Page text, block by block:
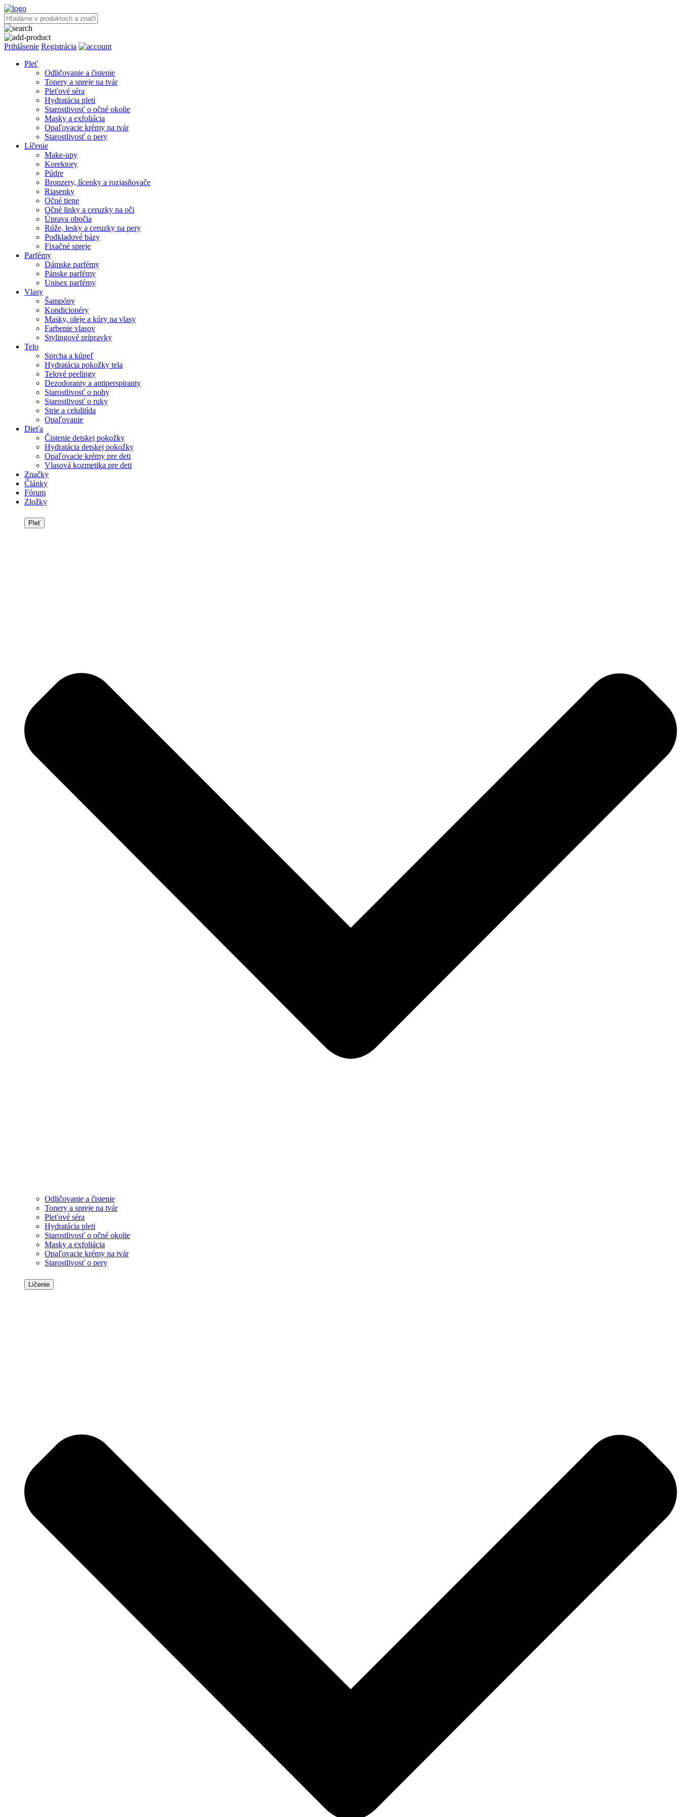
Prihlásenie Registrácia
Pleť
Odličovanie a čistenie
Tonery a spreje na tvár
Pleťové séra
Hydratácia pleti
Starostlivosť o očné okolie
Masky a exfoliácia
Opaľovacie krémy na tvár
Starostlivosť o pery
Líčenie
Make-upy
Korektory
Púdre
Bronzery, lícenky a rozjasňovače
Riasenky
Očné tiene
Očné linky a ceruzky na oči
Úprava obočia
Rúže, lesky a ceruzky na pery
Podkladové bázy
Fixačné spreje
Parfémy
Dámske parfémy
Pánske parfémy
Unisex parfémy
Vlasy
Šampóny
Kondicionéry
Masky, oleje a kúry na vlasy
Farbenie vlasov
Stylingové prípravky
Telo
Sprcha a kúpeľ
Hydratácia pokožky tela
Telové peelingy
Dezodoranty a antiperspiranty
Starostlivosť o nohy
Starostlivosť o ruky
Strie a celulitída
Opaľovanie
Dieťa
Čistenie detskej pokožky
Hydratácia detskej pokožky
Opaľovacie krémy pre deti
Vlasová kozmetika pre deti
Značky
Články
Fórum
Zložky
Pleť
Odličovanie a čistenie
Tonery a spreje na tvár
Pleťové séra
Hydratácia pleti
Starostlivosť o očné okolie
Masky a exfoliácia
Opaľovacie krémy na tvár
Starostlivosť o pery
Líčenie